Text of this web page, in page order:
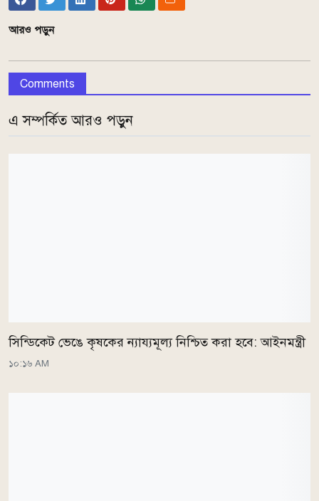
আরও পড়ুন
Comments
এ সম্পর্কিত আরও পড়ুন
সিন্ডিকেট ভেঙে কৃষকের ন্যায্যমূল্য নিশ্চিত করা হবে: আইনমন্ত্রী
১০:১৬ AM